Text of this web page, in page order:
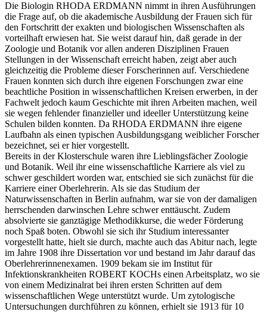
Die Biologin RHODA ERDMANN nimmt in ihren Ausführungen
die Frage auf, ob die akademische Ausbildung der Frauen sich für
den Fortschritt der exakten und biologischen Wissenschaften als
vorteilhaft erwiesen hat. Sie weist darauf hin, daß gerade in der
Zoologie und Botanik vor allen anderen Disziplinen Frauen
Stellungen in der Wissenschaft erreicht haben, zeigt aber auch
gleichzeitig die Probleme dieser Forscherinnen auf. Verschiedene
Frauen konnten sich durch ihre eigenen Forschungen zwar eine
beachtliche Position in wissenschaftlichen Kreisen erwerben, in der
Fachwelt jedoch kaum Geschichte mit ihren Arbeiten machen, weil
sie wegen fehlender finanzieller und ideeller Unterstützung keine
Schulen bilden konnten. Da RHODA ERDMANN ihre eigene
Laufbahn als einen typischen Ausbildungsgang weiblicher Forscher
bezeichnet, sei er hier vorgestellt.
Bereits in der Klosterschule waren ihre Lieblingsfächer Zoologie
und Botanik. Weil ihr eine wissenschaftliche Karriere als viel zu
schwer geschildert worden war, entschied sie sich zunächst für die
Karriere einer Oberlehrerin. Als sie das Studium der
Naturwissenschaften in Berlin aufnahm, war sie von der damaligen
herrschenden darwinschen Lehre schwer enttäuscht. Zudem
absolvierte sie ganztägige Methodikkurse, die weder Förderung
noch Spaß boten. Obwohl sie sich ihr Studium interessanter
vorgestellt hatte, hielt sie durch, machte auch das Abitur nach, legte
im Jahre 1908 ihre Dissertation vor und bestand im Jahr darauf das
Oberlehrerinnenexamen. 1909 bekam sie im Institut für
Infektionskrankheiten ROBERT KOCHs einen Arbeitsplatz, wo sie
von einem Medizinalrat bei ihren ersten Schritten auf dem
wissenschaftlichen Wege unterstützt wurde. Um zytologische
Untersuchungen durchführen zu können, erhielt sie 1913 für 10